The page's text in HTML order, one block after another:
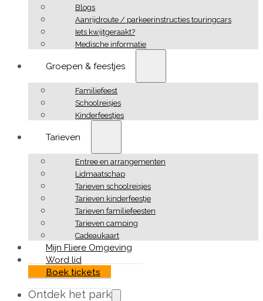
Blogs
Aanrijdroute / parkeerinstructies touringcars
Iets kwijtgeraakt?
Medische informatie
Groepen & feestjes
Familiefeest
Schoolreisjes
Kinderfeestjes
Tarieven
Entree en arrangementen
Lidmaatschap
Tarieven schoolreisjes
Tarieven kinderfeestje
Tarieven familiefeesten
Tarieven camping
Cadeaukaart
Mijn Fliere Omgeving
Word lid
Boek tickets
Ontdek het park